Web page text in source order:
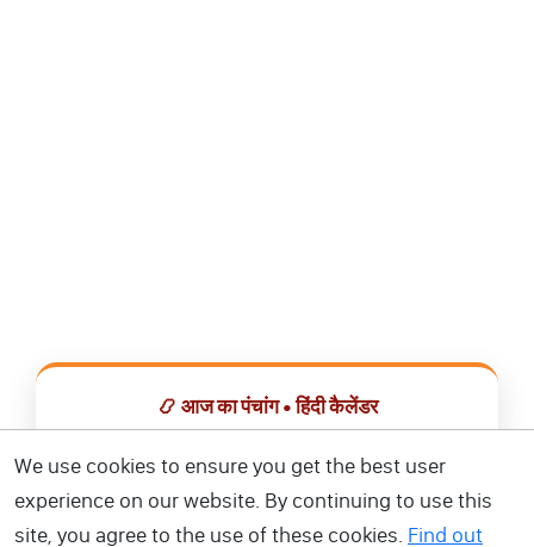
📿 आज का पंचांग • हिंदी कैलेंडर
📅 हिंदी कैलेंडर ऐप डाउनलोड करें
We use cookies to ensure you get the best user
experience on our website. By continuing to use this
site, you agree to the use of these cookies. Find out